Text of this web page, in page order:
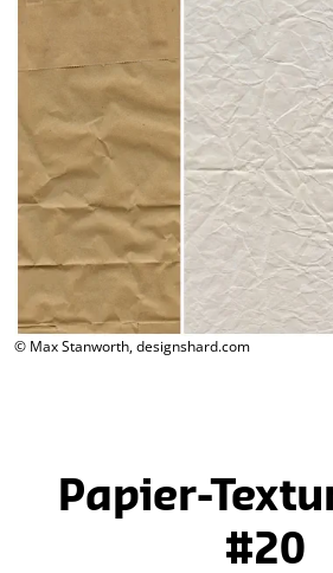
© Max Stanworth, designshard.com
Papier-
#20